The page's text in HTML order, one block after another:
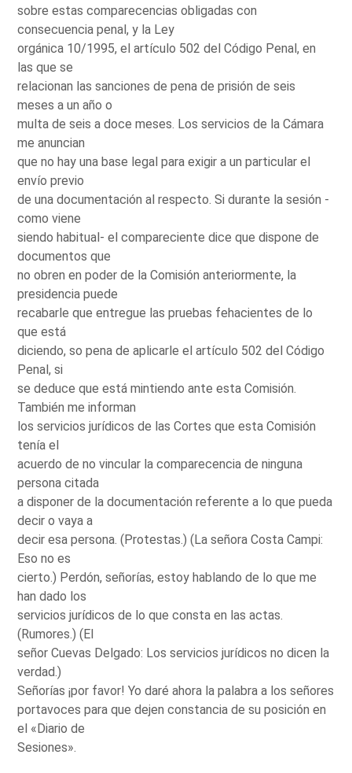
sobre estas comparecencias obligadas con
consecuencia penal, y la Ley
orgánica 10/1995, el artículo 502 del Código Penal, en
las que se
relacionan las sanciones de pena de prisión de seis
meses a un año o
multa de seis a doce meses. Los servicios de la Cámara
me anuncian
que no hay una base legal para exigir a un particular el
envío previo
de una documentación al respecto. Si durante la sesión -
como viene
siendo habitual- el compareciente dice que dispone de
documentos que
no obren en poder de la Comisión anteriormente, la
presidencia puede
recabarle que entregue las pruebas fehacientes de lo
que está
diciendo, so pena de aplicarle el artículo 502 del Código
Penal, si
se deduce que está mintiendo ante esta Comisión.
También me informan
los servicios jurídicos de las Cortes que esta Comisión
tenía el
acuerdo de no vincular la comparecencia de ninguna
persona citada
a disponer de la documentación referente a lo que pueda
decir o vaya a
decir esa persona. (Protestas.) (La señora Costa Campi:
Eso no es
cierto.) Perdón, señorías, estoy hablando de lo que me
han dado los
servicios jurídicos de lo que consta en las actas.
(Rumores.) (El
señor Cuevas Delgado: Los servicios jurídicos no dicen la
verdad.)
Señorías ¡por favor! Yo daré ahora la palabra a los señores
portavoces para que dejen constancia de su posición en
el «Diario de
Sesiones».